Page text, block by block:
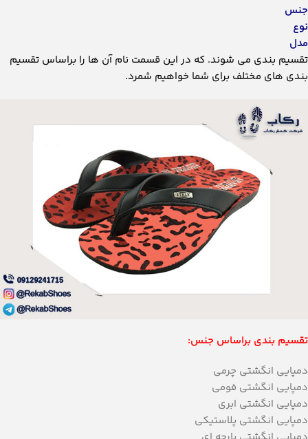
جنس
نوع
مدل
تقسیم بندی می شوند. که در این قسمت نام آن ها را براساس تقسیم
بندی های مختلف برای شما خواهیم شمرد.
تقسیم بندی براساس جنس:
دمپایی انگشتی چرمی
دمپایی انگشتی فومی
دمپایی انگشتی ابری
دمپایی انگشتی پلاستیکی